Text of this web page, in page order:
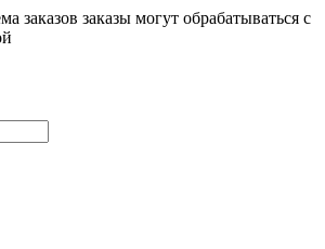
заказов заказы могут обрабатываться с